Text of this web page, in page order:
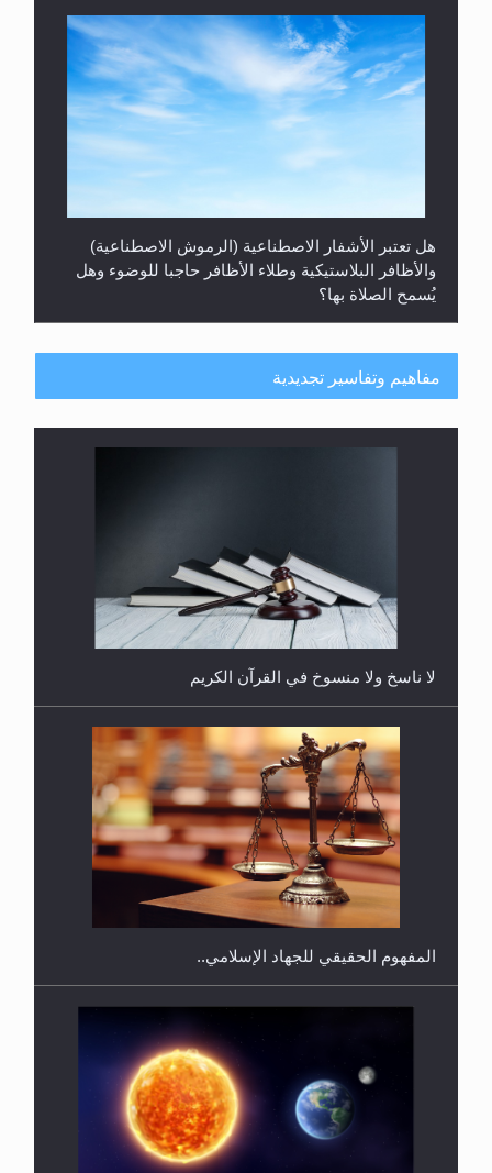
هل تعتبر الأشفار الاصطناعية (الرموش الاصطناعية)
والأظافر البلاستيكية وطلاء الأظافر حاجبا للوضوء وهل
يُسمح الصلاة بها؟
هل يُحسب حول الزكاة وفق السنة الميلادية أو الهجرية؟
هل يجوز فتح مشروع كوافير نسائي للمحجبات وغير
المحجبات؟
مفاهيم وتفاسير تجديدية
لا ناسخ ولا منسوخ في القرآن الكريم
المفهوم الحقيقي للجهاد الإسلامي..